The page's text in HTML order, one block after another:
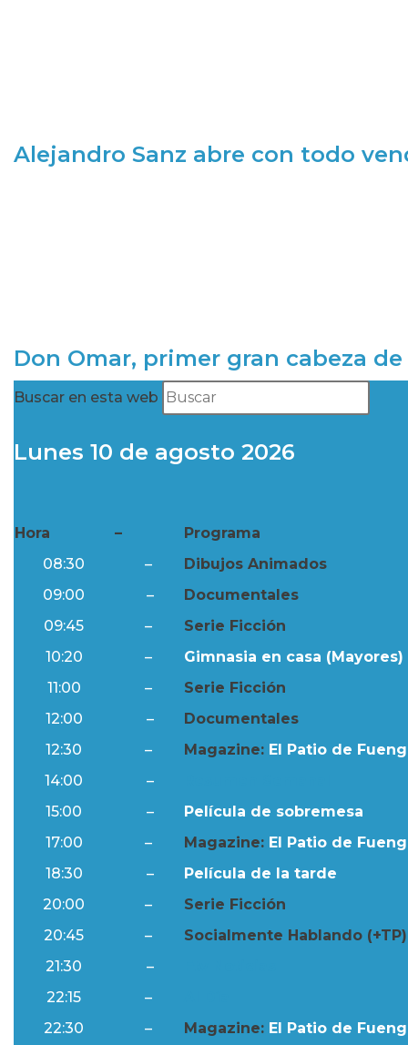
Alejandro Sanz abre con todo
Don Omar, primer gran cabeza
Buscar en esta web
Lunes 10 de agosto 2026
Hora –
Programa
08:30
–
Dibujos Animados
09:00
–
Documentales
09:45
–
Serie Ficción
10:20
–
Gimnasia en casa (Mayores)
11:00
–
Serie Ficción
12:00
–
Documentales
12:30
– Magazine: El Patio de
14:00
–
15:00
–
Película de sobremesa
17:00
– Magazine: El Patio de
18:30
–
Película de la tarde
20:00
–
Serie Ficción
20:45
–
Socialmente Hablando (+TP)
21:30
–
22:15
–
22:30
– Magazine: El Patio de